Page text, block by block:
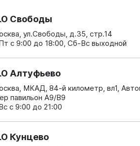
Свободы
ул.Свободы, д.35, стр.14
с 9:00 до 18:00, Сб-Вс выходной
Алтуфьево
МКАД, 84-й километр, вл1,
павильон А9/В9
с 9:00 до 21:00
Кунцево